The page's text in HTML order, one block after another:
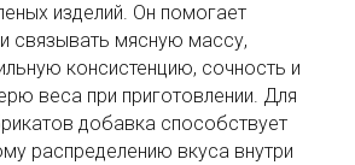
изделий. Он помогает
связывать мясную массу,
консистенцию, сочность и
веса при приготовлении. Для
добавка способствует
распределению вкуса внутри